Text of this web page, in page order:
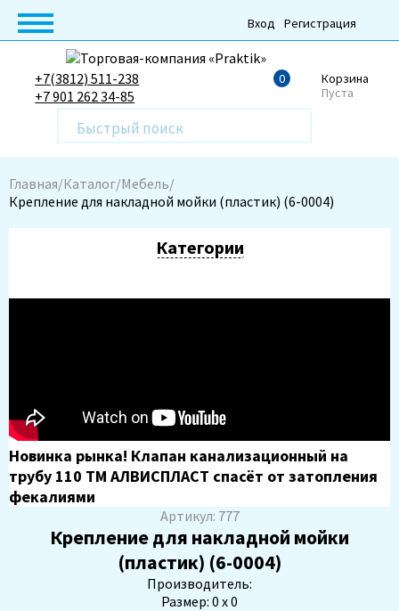
Вход Регистрация
+7(3812) 511-238
+7 901 262 34-85
Корзина
0
Пуста
Главная Каталог Мебель
Крепление для накладной мойки (пластик) (6-0004)
Категории
Новинка рынка! Клапан канализационный на
трубу 110 ТМ АЛВИСПЛАСТ спасёт от затопления
фекалиями
Артикул: 777
Крепление для накладной мойки
(пластик) (6-0004)
Производитель:
Размер: 0 х 0